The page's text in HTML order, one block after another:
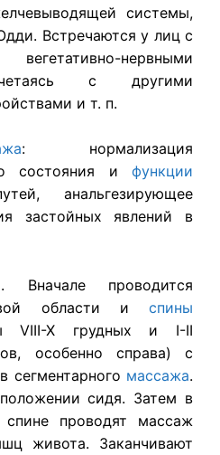
системы,
Встречаются у лиц с
нервными
с други­ми
и т. п.
: нормализация
состояния и функции
анальгезирующее
застойных явлений в
. Вначале проводится
области и спины
VIII-X грудных и I-II
особенно справа) с
сегментарного мас­сажа.
сидя. Затем в
проводят массаж
живота. Заканчива­ют